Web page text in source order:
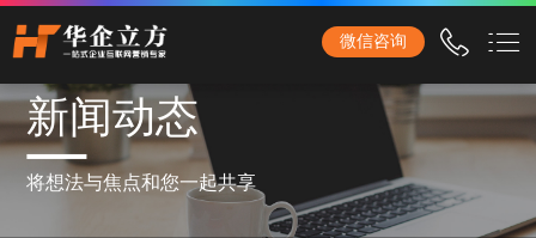
建设、品牌网站建设、响应式网站建设、手机网站建设、网站改版、竞价托管、小程
序开发等服务！
首页
网站建设
微信咨询
新闻动态
将想法与焦点和您一起共享